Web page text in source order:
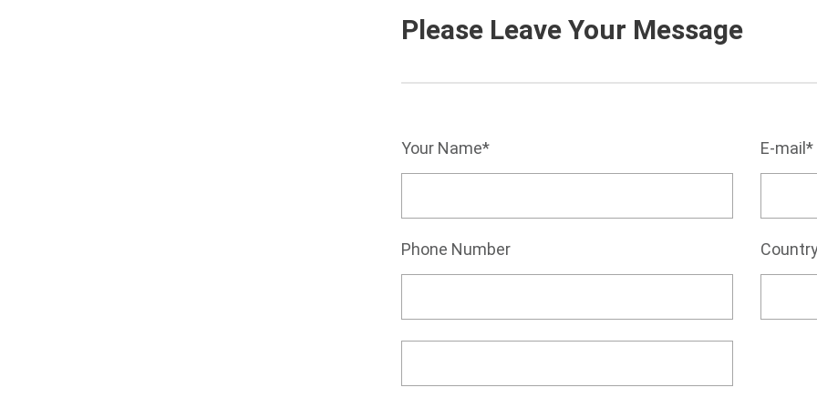
Please Leave Your Message
Your Name* E-mail*
Phone Number